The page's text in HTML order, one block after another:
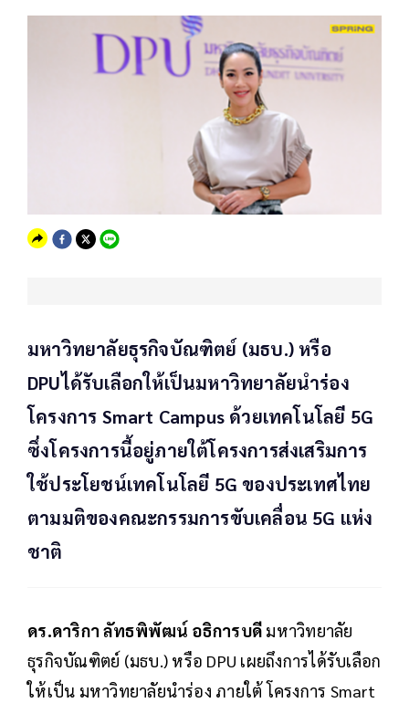
มหาวิทยาลัยธุรกิจบัณฑิตย์ (มธบ.) หรือ
DPUได้รับเลือกให้เป็นมหาวิทยาลัยนำร่อง
โครงการ Smart Campus ด้วยเทคโนโลยี 5G
ซึ่งโครงการนี้อยู่ภายใต้โครงการส่งเสริมการ
ใช้ประโยชน์เทคโนโลยี 5G ของประเทศไทย
ตามมติของคณะกรรมการขับเคลื่อน 5G แห่ง
ชาติ
ดร.ดาริกา ลัทธพิพัฒน์ อธิการบดี มหาวิทยาลัย
ธุรกิจบัณฑิตย์ (มธบ.) หรือ DPU เผยถึงการได้รับเลือก
ให้เป็น มหาวิทยาลัยนำร่อง ภายใต้ โครงการ Smart